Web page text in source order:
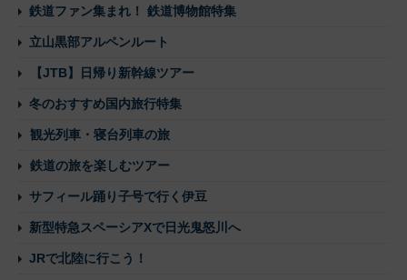
鉄道ファン集まれ！ 鉄道博物館特集
立山黒部アルペンルート
【JTB】日帰り新幹線ツアー
冬のおすすめ国内旅行特集
観光列車・寝台列車の旅
鉄道の旅を楽しむツアー
サフィール踊り子号で行く伊豆
新型特急スペーシアXで日光鬼怒川へ
JRで北陸に行こう！